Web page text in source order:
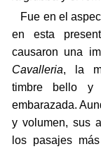
Fue en el
en esta
causaron una
Cavalleria, la
timbre bello y
embarazada.
y volumen, sus
los pasajes